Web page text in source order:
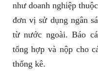
như doanh nghiệp
đơn vị sử dụng ngân
từ nước ngoài. Báo
tổng hợp và nộp cho
thống kê.